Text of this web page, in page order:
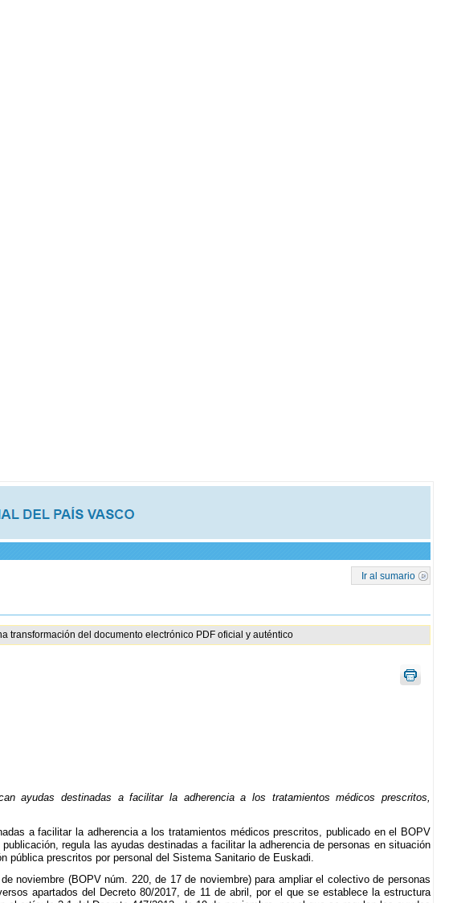
Ir al sumario
transformación del documento electrónico PDF oficial y auténtico
ayudas destinadas a facilitar la adherencia a los tratamientos médicos prescritos,
a facilitar la adherencia a los tratamientos médicos prescritos, publicado en el BOPV
regula las ayudas destinadas a facilitar la adherencia de personas en situación
pública prescritos por personal del Sistema Sanitario de Euskadi.
noviembre (BOPV núm. 220, de 17 de noviembre) para ampliar el colectivo de personas
apartados del Decreto 80/2017, de 11 de abril, por el que se establece la estructura